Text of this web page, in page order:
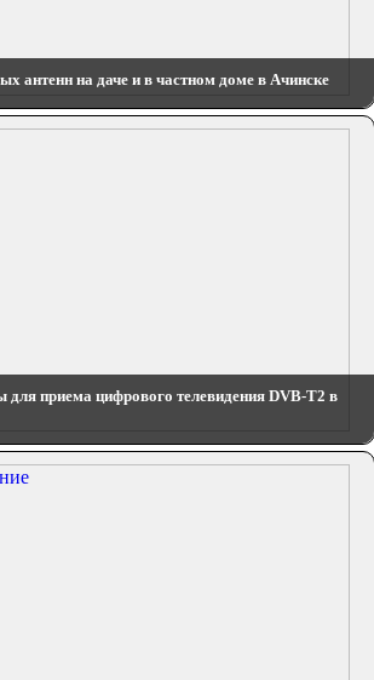
антенн на даче и в частном доме в Ачинске
для приема цифрового телевидения DVB-T2 в